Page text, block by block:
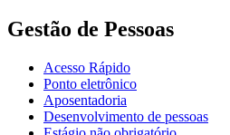
Gestão de Pessoas
Acesso Rápido
Ponto eletrônico
Aposentadoria
Desenvolvimento de pessoas